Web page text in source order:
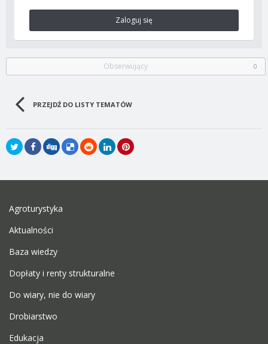
Zaloguj się
Obserwujący 0
PRZEJDŹ DO LISTY TEMATÓW
Agroturystyka
Aktualności
Baza wiedzy
Dopłaty i renty strukturalne
Do wiary, nie do wiary
Drobiarstwo
Edukacja